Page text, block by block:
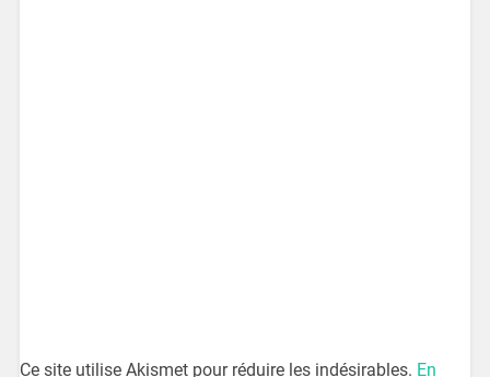
Ce site utilise Akismet pour réduire les indésirables. En